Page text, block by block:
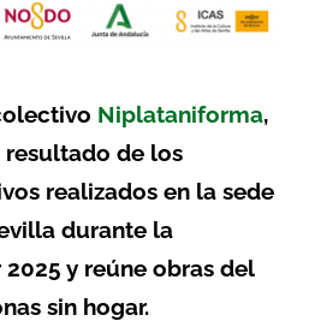
Niplataniforma,
resultado de los
realizados en la sede
durante la
y reúne obras del
sin hogar.